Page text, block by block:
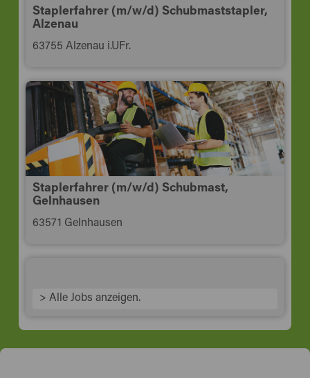
Staplerfahrer (m/w/d) Schubmaststapler,
Alzenau
63755 Alzenau i.UFr.
Staplerfahrer (m/w/d) Schubmast,
Gelnhausen
63571 Gelnhausen
> Alle Jobs anzeigen.